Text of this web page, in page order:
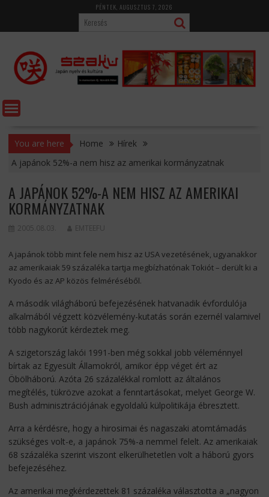
content
PÉNTEK, AUGUSZTUS 7, 2026
You are here Home
Hírek
A japánok 52%-a nem hisz az amerikai kormányzatnak
A JAPÁNOK 52%-A NEM HISZ AZ AMERIKAI
KORMÁNYZATNAK
2005.08.03. EMTEEFU
A japánok több mint fele nem hisz az USA vezetésének, ugyanakkor
az amerikaiak 59 százaléka tartja megbízhatónak Tokiót – derült ki a
Kyodo és az AP közös felméréséből.
A második világháború befejezésének hatvanadik évfordulója
alkalmából végzett közvélemény-kutatás során ezernél valamivel
több nagykorút kérdeztek meg.
A szigetország lakói 1991-ben még sokkal jobb véleménnyel
bírtak az Egyesült Államokról, amikor épp véget ért az
Öbölháború. Azóta 26 százalékkal romlott az általános
megítélés, tükrözve azokat a fenntartásokat, melyet George W.
Bush adminisztrációjának egyoldalú külpolitikája ébresztett.
Arra a kérdésre, hogy a hirosimai és nagaszaki atomtámadás
szükséges volt-e, a japánok 75%-a nemmel felelt. Az amerikaiak
68 százaléka szerint viszont elkerülhetetlen volt a háború gyors
befejezéséhez.
Az amerikai megkérdezettek 81 százaléka választotta a „nagyon